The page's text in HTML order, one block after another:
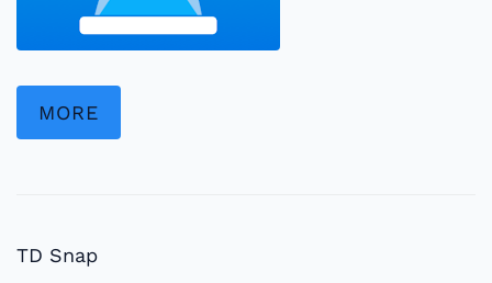
MORE
TD Snap